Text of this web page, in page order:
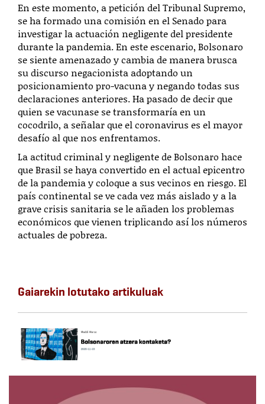
En este momento, a petición del Tribunal Supremo,
se ha formado una comisión en el Senado para
investigar la actuación negligente del presidente
durante la pandemia. En este escenario, Bolsonaro
se siente amenazado y cambia de manera brusca
su discurso negacionista adoptando un
posicionamiento pro-vacuna y negando todas sus
declaraciones anteriores. Ha pasado de decir que
quien se vacunase se transformaría en un
cocodrilo, a señalar que el coronavirus es el mayor
desafío al que nos enfrentamos.
La actitud criminal y negligente de Bolsonaro hace
que Brasil se haya convertido en el actual epicentro
de la pandemia y coloque a sus vecinos en riesgo. El
país continental se ve cada vez más aislado y a la
grave crisis sanitaria se le añaden los problemas
económicos que vienen triplicando así los números
actuales de pobreza.
Gaiarekin lotutako artikuluak